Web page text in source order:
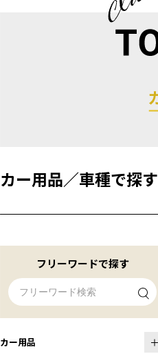
カー用品／車種で探す
フリーワードで探す
カー用品